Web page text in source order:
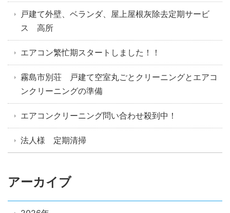
戸建て外壁、ベランダ、屋上屋根灰除去定期サービ
ス 高所
エアコン繁忙期スタートしました！！
霧島市別荘 戸建て空室丸ごとクリーニングとエアコ
ンクリーニングの準備
エアコンクリーニング問い合わせ殺到中！
法人様 定期清掃
アーカイブ